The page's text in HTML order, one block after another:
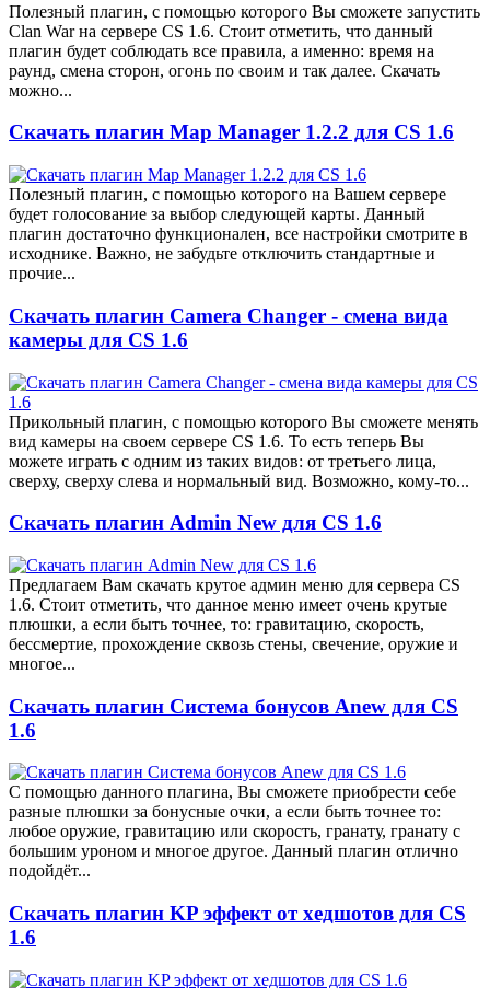
Полезный плагин, с помощью которого Вы сможете запустить
Clan War на сервере CS 1.6. Стоит отметить, что данный
плагин будет соблюдать все правила, а именно: время на
раунд, смена сторон, огонь по своим и так далее. Скачать
можно...
Скачать плагин Map Manager 1.2.2 для CS 1.6
Полезный плагин, с помощью которого на Вашем сервере
будет голосование за выбор следующей карты. Данный
плагин достаточно функционален, все настройки смотрите в
исходнике. Важно, не забудьте отключить стандартные и
прочие...
Скачать плагин Camera Changer - смена вида
камеры для CS 1.6
Прикольный плагин, с помощью которого Вы сможете менять
вид камеры на своем сервере CS 1.6. То есть теперь Вы
можете играть с одним из таких видов: от третьего лица,
сверху, сверху слева и нормальный вид. Возможно, кому-то...
Скачать плагин Admin New для CS 1.6
Предлагаем Вам скачать крутое админ меню для сервера CS
1.6. Стоит отметить, что данное меню имеет очень крутые
плюшки, а если быть точнее, то: гравитацию, скорость,
бессмертие, прохождение сквозь стены, свечение, оружие и
многое...
Скачать плагин Система бонусов Anew для CS
1.6
С помощью данного плагина, Вы сможете приобрести себе
разные плюшки за бонусные очки, а если быть точнее то:
любое оружие, гравитацию или скорость, гранату, гранату с
большим уроном и многое другое. Данный плагин отлично
подойдёт...
Скачать плагин KP эффект от хедшотов для CS
1.6